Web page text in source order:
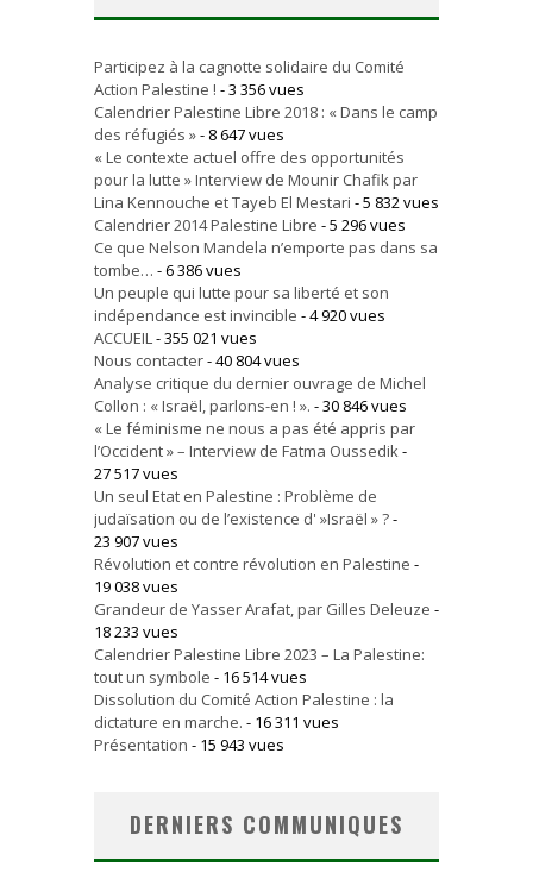
Participez à la cagnotte solidaire du Comité
Action Palestine ! - 3 356 vues
Calendrier Palestine Libre 2018 : « Dans le camp
des réfugiés »- 8 647 vues
« Le contexte actuel offre des opportunités
pour la lutte » Interview de Mounir Chafik par
Lina Kennouche et Tayeb El Mestari - 5 832 vues
Calendrier 2014 Palestine Libre - 5 296 vues
Ce que Nelson Mandela n’emporte pas dans sa
tombe… - 6 386 vues
Un peuple qui lutte pour sa liberté et son
indépendance est invincible - 4 920 vues
ACCUEIL- 355 021 vues
Nous contacter- 40 804 vues
Analyse critique du dernier ouvrage de Michel
Collon : « Israël, parlons-en ! ». - 30 846 vues
« Le féminisme ne nous a pas été appris par
l’Occident » – Interview de Fatma Oussedik-
27 517 vues
Un seul Etat en Palestine : Problème de
judaïsation ou de l’existence d' »Israël » ?-
23 907 vues
Révolution et contre révolution en Palestine -
19 038 vues
Grandeur de Yasser Arafat, par Gilles Deleuze -
18 233 vues
Calendrier Palestine Libre 2023 – La Palestine:
tout un symbole - 16 514 vues
Dissolution du Comité Action Palestine : la
dictature en marche. - 16 311 vues
Présentation - 15 943 vues
DERNIERS COMMUNIQUES